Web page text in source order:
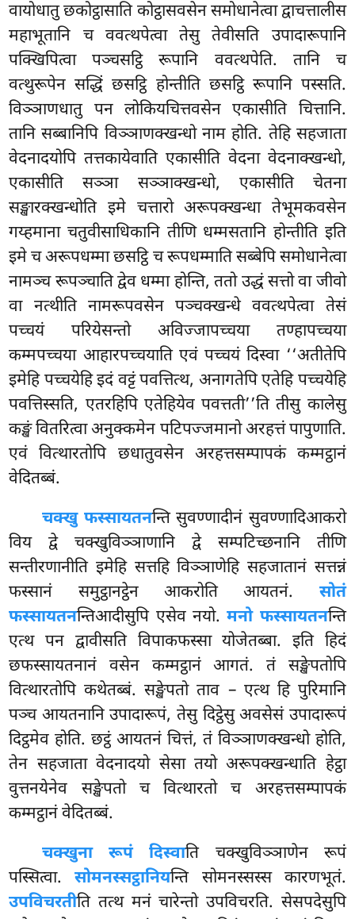
वायोधातु छकोट्ठासाति कोट्ठासवसेन समोधानेत्वा द्वाचत्तालीस
महाभूतानि च ववत्थपेत्वा तेसु तेवीसति उपादारूपानि
पक्खिपित्वा पञ्चसट्ठि रूपानि ववत्थपेति. तानि च
वत्थुरूपेन सद्धिं छसट्ठि होन्तीति छसट्ठि रूपानि पस्सति.
विञ्ञाणधातु पन लोकियचित्तवसेन एकासीति चित्तानि.
तानि सब्बानिपि विञ्ञाणक्खन्धो नाम होति. तेहि सहजाता
वेदनादयोपि तत्तकायेवाति एकासीति वेदना वेदनाक्खन्धो,
एकासीति सञ्ञा सञ्ञाक्खन्धो, एकासीति चेतना
सङ्खारक्खन्धोति इमे चत्तारो अरूपक्खन्धा तेभूमकवसेन
गय्हमाना चतुवीसाधिकानि तीणि धम्मसतानि होन्तीति इति
इमे च अरूपधम्मा छसट्ठि च रूपधम्माति सब्बेपि समोधानेत्वा
नामञ्च रूपञ्चाति द्वेव धम्मा होन्ति, ततो उद्धं सत्तो वा जीवो
वा नत्थीति नामरूपवसेन पञ्चक्खन्धे ववत्थपेत्वा तेसं
पच्चयं परियेसन्तो अविज्जापच्चया तण्हापच्चया
कम्मपच्चया आहारपच्चयाति एवं पच्चयं दिस्वा ‘‘अतीतेपि
इमेहि पच्चयेहि इदं वट्टं पवत्तित्थ, अनागतेपि एतेहि पच्चयेहि
पवत्तिस्सति, एतरहिपि एतेहियेव पवत्तती’’ति तीसु कालेसु
कङ्खं वितरित्वा अनुक्कमेन पटिपज्जमानो अरहत्तं पापुणाति.
एवं वित्थारतोपि छधातुवसेन अरहत्तसम्पापकं कम्मट्ठानं
वेदितब्बं.
चक्खु फस्सायतनन्ति सुवण्णादीनं सुवण्णादिआकरो
विय द्वे चक्खुविञ्ञाणानि द्वे सम्पटिच्छनानि तीणि
सन्तीरणानीति इमेहि सत्तहि विञ्ञाणेहि सहजातानं सत्तन्नं
फस्सानं समुट्ठानट्ठेन आकरोति आयतनं. सोतं
फस्सायतनन्तिआदीसुपि एसेव नयो.मनो फस्सायतनन्ति
एत्थ पन द्वावीसति विपाकफस्सा योजेतब्बा. इति हिदं
छफस्सायतनानं वसेन कम्मट्ठानं आगतं. तं सङ्खेपतोपि
वित्थारतोपि कथेतब्बं. सङ्खेपतो ताव – एत्थ हि पुरिमानि
पञ्च आयतनानि उपादारूपं, तेसु दिट्ठेसु अवसेसं उपादारूपं
दिट्ठमेव होति. छट्ठं आयतनं चित्तं, तं विञ्ञाणक्खन्धो होति,
तेन सहजाता वेदनादयो सेसा तयो अरूपक्खन्धाति हेट्ठा
वुत्तनयेनेव सङ्खेपतो च वित्थारतो च अरहत्तसम्पापकं
कम्मट्ठानं वेदितब्बं.
चक्खुना रूपं दिस्वाति चक्खुविञ्ञाणेन रूपं
पस्सित्वा.सोमनस्सट्ठानियन्ति सोमनस्सस्स कारणभूतं.
उपविचरतीति तत्थ मनं चारेन्तो उपविचरति. सेसपदेसुपि